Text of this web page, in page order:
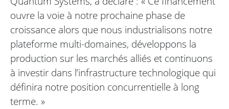
ouvre la voie à notre prochaine phase de
croissance alors que nous industrialisons notre
plateforme multi-domaines, développons la
production sur les marchés alliés et continuons
à investir dans l’infrastructure technologique qui
définira notre position concurrentielle à long
terme. »